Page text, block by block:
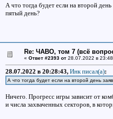
А что тогда будет если на второй
пятый день?
Re: ЧАВО, том 7 (всё
« Ответ #2393 от28.07.2022 в
28.07.2022 в 20:28:43, Инк писал(a):
А что тогда будет если на второй день
Ничего. Прогресс игры зависит от
и числа захваченных секторов, в